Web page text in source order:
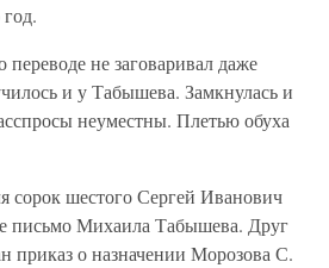
не заговаривал даже
и у Табышева. Замкнулась и
неуместны. Плетью обуха
сорок шестого Сергей Иванович
письмо Михаила Табышева. Друг
приказ о назначении Морозова С.